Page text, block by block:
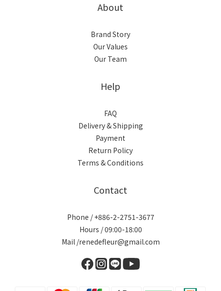
About
Brand Story
Our Values
Our Team
Help
FAQ
Delivery & Shipping
Payment
Return Policy
Terms & Conditions
Contact
Phone / +886-2-2751-3677
Hours / 09:00-18:00
Mail /renedefleur@gmail.com